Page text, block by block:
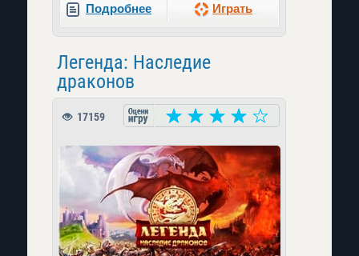
Подробнее Играть
Легенда: Наследие
драконов
17159